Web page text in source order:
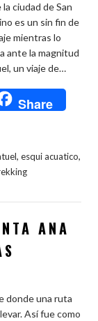
ciudad de San
es un sin fin de
mientras lo
ante la magnitud
un viaje de…
Share
, esqui acuatico,
ANA
donde una ruta
Así fue como